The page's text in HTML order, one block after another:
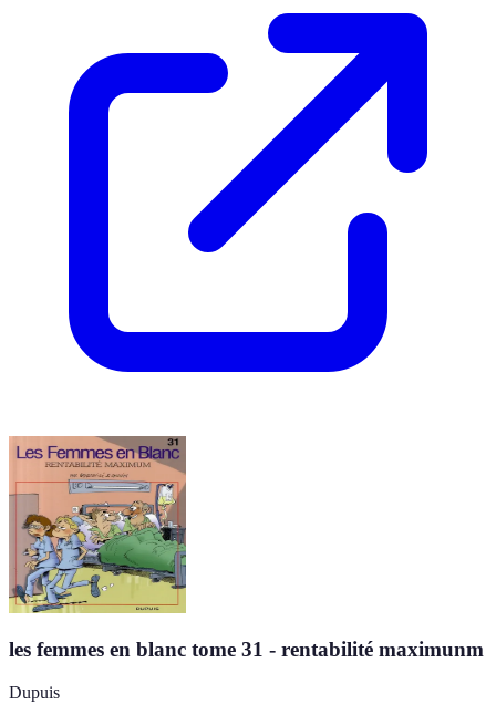
les femmes en blanc tome 31 - rentabilité maximunm
Dupuis